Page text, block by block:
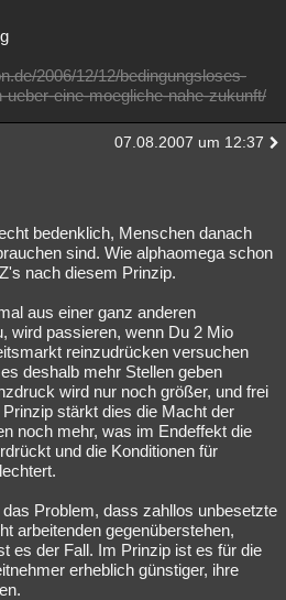
2006/12/12/bedingungsloses-
eine-moegliche-nahe-zukunft/
07.08.2007 um 12:37
bedenklich, Menschen danach
sind. Wie alphaomega schon
nach diesem Prinzip.
aus einer ganz anderen
wird passieren, wenn Du 2 Mio
reinzudrücken versuchen
deshalb mehr Stellen geben
wird nur noch größer, und frei
stärkt dies die Macht der
noch mehr, was im Endeffekt die
und die Konditionen für
Problem, dass zahllos unbesetzte
arbeitenden gegenüberstehen,
es der Fall. Im Prinzip ist es für die
erheblich günstiger, ihre